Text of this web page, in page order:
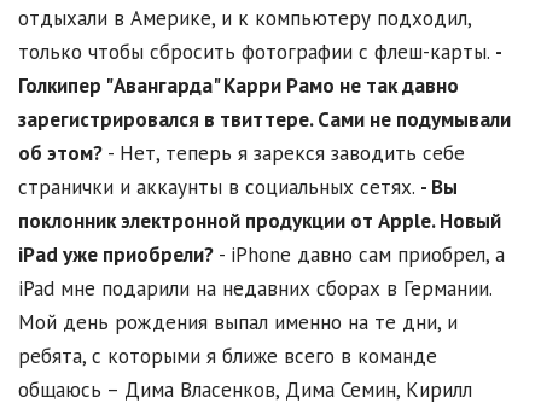
отдыхали в Америке, и к компьютеру подходил,
только чтобы сбросить фотографии с флеш-карты. -
Голкипер "Авангарда" Карри Рамо не так давно
зарегистрировался в твиттере. Сами не подумывали
об этом? - Нет, теперь я зарекся заводить себе
странички и аккаунты в социальных сетях. - Вы
поклонник электронной продукции от Apple. Новый
iPad уже приобрели? - iPhone давно сам приобрел, а
iPad мне подарили на недавних сборах в Германии.
Мой день рождения выпал именно на те дни, и
ребята, с которыми я ближе всего в команде
общаюсь – Дима Власенков, Дима Семин, Кирилл